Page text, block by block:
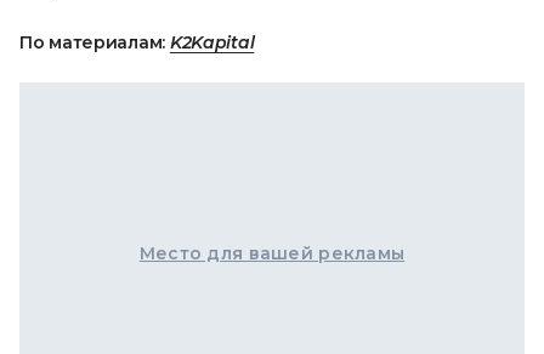
По материалам: K2Kapital
Место для вашей рекламы